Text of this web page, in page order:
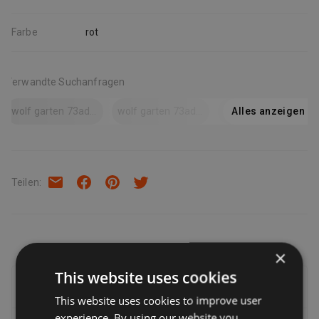
Farbe rot
Verwandte Suchanfragen
Alles anzeigen
wolf-garten asp-d spitzspaten
Teilen:
Lieferung, Rückgabe & Rückerstattung
×
This website uses cookies
This website uses cookies to improve user